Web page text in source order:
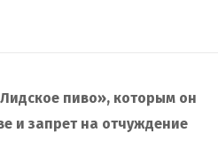
пиво», которым он
и запрет на отчуждение